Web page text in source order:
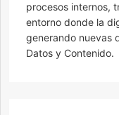
procesos internos,
entorno donde la
generando nuevas
Datos y Contenido.